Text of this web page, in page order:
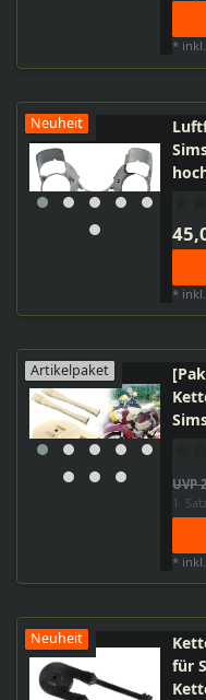
*
Neuheit
*
Artikelpaket
UVP
1
*
Neuheit
für